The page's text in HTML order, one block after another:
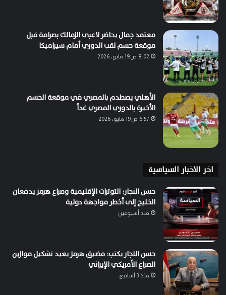
معتمد جمال يحاضر لاعبي الزمالك بصرامة قبل
موقعة حسم لقب الدوري أمام سيراميكا
8:02 ص19 مايو، 2026
الأهلي يصطدم بالمصري في موقعة الحسم
الأخيرة بالدوري المصري غداً
6:57 ص19 مايو، 2026
اخر الاخبار السياسية
حسن النجار: التوترات الإقليمية وصراع هرمز يدفعان
الخليج إلى أخطر مواجهة دولية
منذ أسبوعين
حسن النجار يكتب: مضيق هرمز يعيد تشكيل موازين
الصراع الأمريكي الإيراني
منذ 3 أسابيع